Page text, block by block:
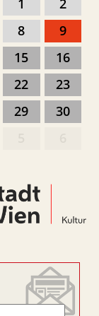
1
2
8
9
15
16
22
23
29
30